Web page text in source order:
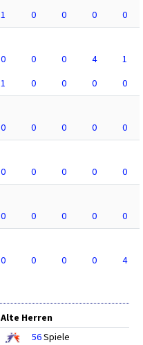
1 0 0 0
0
0 0 0 4
1
1 0 0 0
0
0 0 0 0
0
0 0 0 0
0
0 0 0 0
0
0 0 0 0 4
Alte Herren
56Spiele